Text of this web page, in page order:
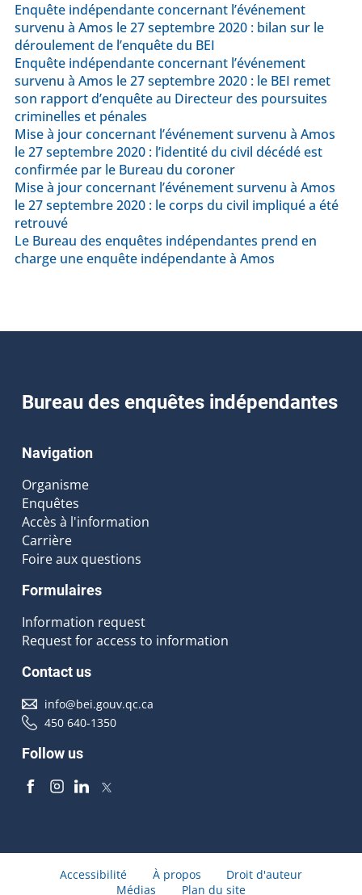
Enquête indépendante concernant l’événement
survenu à Amos le 27 septembre 2020 : bilan sur le
déroulement de l’enquête du BEI
Enquête indépendante concernant l’événement
survenu à Amos le 27 septembre 2020 : le BEI remet
son rapport d’enquête au Directeur des poursuites
criminelles et pénales
Mise à jour concernant l’événement survenu à Amos
le 27 septembre 2020 : l’identité du civil décédé est
confirmée par le Bureau du coroner
Mise à jour concernant l’événement survenu à Amos
le 27 septembre 2020 : le corps du civil impliqué a été
retrouvé
Le Bureau des enquêtes indépendantes prend en
charge une enquête indépendante à Amos
Bureau des enquêtes indépendantes
Navigation
Organisme
Enquêtes
Accès à l'information
Carrière
Foire aux questions
Formulaires
Information request
Request for access to information
Contact us
info@bei.gouv.qc.ca
450 640-1350
Follow us
Accessibilité À propos
Droit d'auteur
Médias
Plan du site